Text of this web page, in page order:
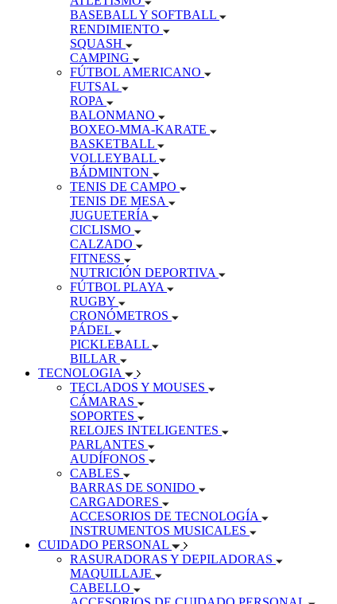
BASEBALL Y SOFTBALL
RENDIMIENTO
SQUASH
CAMPING
FÚTBOL AMERICANO
FUTSAL
ROPA
BALONMANO
BOXEO-MMA-KARATE
BASKETBALL
VOLLEYBALL
BÁDMINTON
TENIS DE CAMPO
TENIS DE MESA
JUGUETERÍA
CICLISMO
CALZADO
FITNESS
NUTRICIÓN DEPORTIVA
FÚTBOL PLAYA
RUGBY
CRONÓMETROS
PÁDEL
PICKLEBALL
BILLAR
TECNOLOGIA
TECLADOS Y MOUSES
CÁMARAS
SOPORTES
RELOJES INTELIGENTES
PARLANTES
AUDÍFONOS
CABLES
BARRAS DE SONIDO
CARGADORES
ACCESORIOS DE TECNOLOGÍA
INSTRUMENTOS MUSICALES
CUIDADO PERSONAL
RASURADORAS Y DEPILADORAS
MAQUILLAJE
CABELLO